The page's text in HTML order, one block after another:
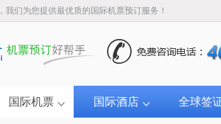
我们为您提供最优质的国际机票预订服务！
国际机票 国际酒店 全球签